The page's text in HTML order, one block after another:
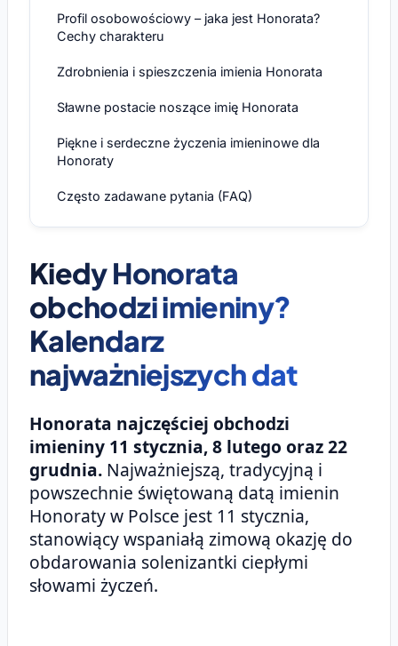
Profil osobowościowy – jaka jest Honorata?
Cechy charakteru
Zdrobnienia i spieszczenia imienia Honorata
Sławne postacie noszące imię Honorata
Piękne i serdeczne życzenia imieninowe dla
Honoraty
Często zadawane pytania (FAQ)
Kiedy Honorata
obchodzi imieniny?
Kalendarz
najważniejszych dat
Honorata najczęściej obchodzi
imieniny 11 stycznia, 8 lutego oraz 22
grudnia. Najważniejszą, tradycyjną i
powszechnie świętowaną datą imienin
Honoraty w Polsce jest 11 stycznia,
stanowiący wspaniałą zimową okazję do
obdarowania solenizantki ciepłymi
słowami życzeń.